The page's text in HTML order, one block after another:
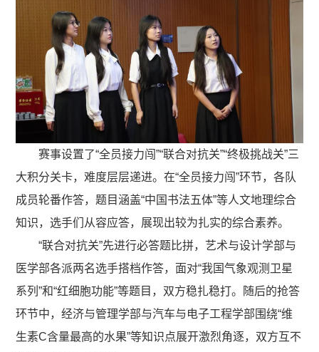
赛事设置了“全员接力闯”“联合对抗关”“终极挑战关”三
大积分关卡，难度层层递进。在“全员接力闯”环节，各队
成员轮番作答，题目涵盖“中国书法五体”等人文地理综合
知识，选手们从容应答，展现出较为扎实的综合素养。
“联合对抗关”先进行必答题比拼，艺术与设计学部与
医学部各派两名选手搭档作答，面对“我国气象观测卫星
系列”和“红细胞功能”等题目，双方稳扎稳打。随后的抢答
环节中，经济与管理学部与汽车与电子工程学部围绕“维
生素C含量最高的水果”等知识点展开激烈角逐，双方互不